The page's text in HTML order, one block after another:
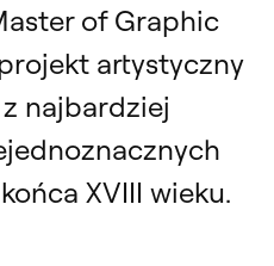
of Graphic
artystyczny
najbardziej
XVIII wieku.